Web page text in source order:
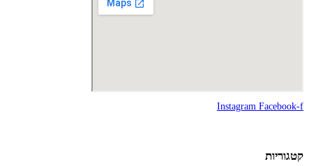
Instagram Facebook-f
קטגוריות